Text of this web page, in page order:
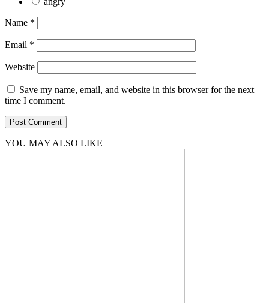
Name *
Email *
Website
Save my name, email, and website in this browser for the next
time I comment.
YOU MAY ALSO LIKE